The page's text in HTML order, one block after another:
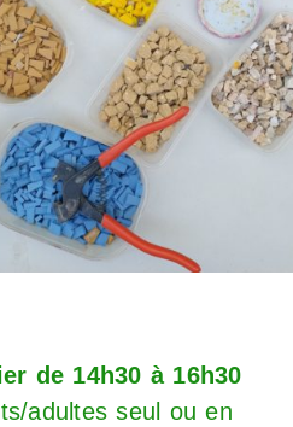
de 14h30 à 16h30
adultes seul ou en